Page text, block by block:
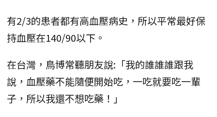
有2/3的患者都有高血壓病史，所以平常最好保
持血壓在140/90以下。
在台灣，鳥博常聽朋友說:「我的誰誰誰跟我
說，血壓藥不能隨便開始吃，一吃就要吃一輩
子，所以我還不想吃藥！」